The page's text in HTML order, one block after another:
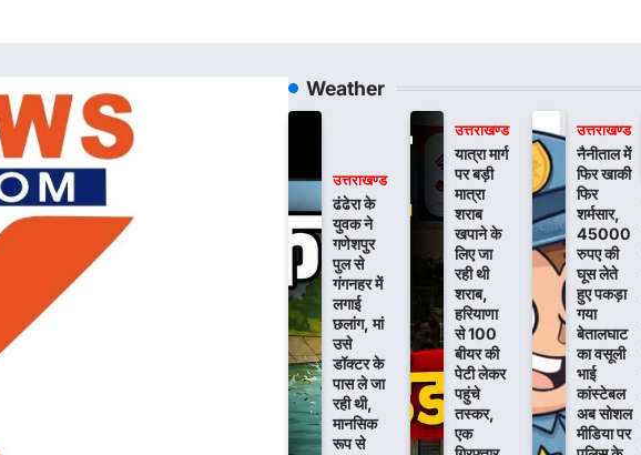
Weather
उत्तराखण्ड
ढंढेरा के
युवक ने
गणेशपुर
पुल से
गंगनहर में
लगाई
छलांग, मां
उसे
डॉक्टर के
पास ले जा
रही थी,
मानसिक
रूप से
उत्तराखण्ड
यात्रा मार्ग
पर बड़ी
मात्रा
शराब
खपाने के
लिए जा
रही थी
शराब,
हरियाणा
से 100
बीयर की
पेटी लेकर
पहुंचे
तस्कर,
एक
उत्तराखण्ड
नैनीताल में
फिर खाकी
फिर
शर्मसार,
45000
रुपए की
घूस लेते
हुए पकड़ा
गया
बेतालघाट
का वसूली
भाई
कांस्टेबल
अब सोशल
मीडिया पर